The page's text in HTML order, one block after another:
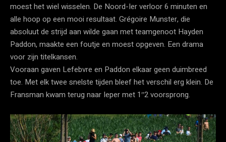
moest het wiel wisselen. De Noord-Ier verloor 6 minuten en
alle hoop op een mooi resultaat. Grégoire Munster, die
absoluut de strijd aan wilde gaan met teamgenoot Hayden
Paddon, maakte een foutje en moest opgeven. Een drama
voor zijn titelkansen.
Vooraan gaven Lefebvre en Paddon elkaar geen duimbreed
toe. Met elk twee snelste tijden bleef het verschil erg klein. De
Fransman kwam terug naar Ieper met 1″2 voorsprong.